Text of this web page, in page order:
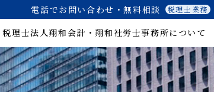
税理士法人翔和会計・翔和社労士事務所について
電話でお問い合わせ・無料相談 税理士業務